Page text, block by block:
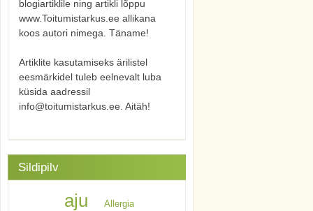
blogiartiklile ning artikli lõppu
www.Toitumistarkus.ee allikana
koos autori nimega. Täname!
Artiklite kasutamiseks ärilistel
eesmärkidel tuleb eelnevalt luba
küsida aadressil
info@toitumistarkus.ee. Aitäh!
Sildipilv
aju Allergia